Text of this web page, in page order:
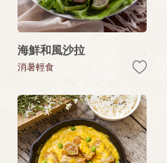
海鮮和風沙拉
消暑輕食